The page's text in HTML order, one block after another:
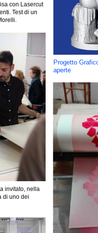
Progetto
aperte
con Lasercut
Test di un
invitato, nella
di uno dei